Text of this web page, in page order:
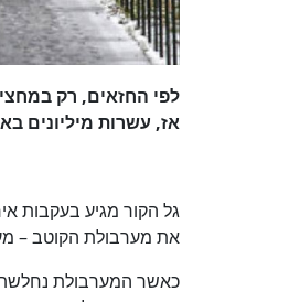
לפי החזאים, רק
אז, עשרות מיליונים
גל הקור מגיע בעקבות
את מערבולת הקוטב –
כאשר המערבולת